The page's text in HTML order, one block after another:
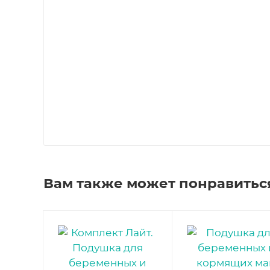
Вам также может